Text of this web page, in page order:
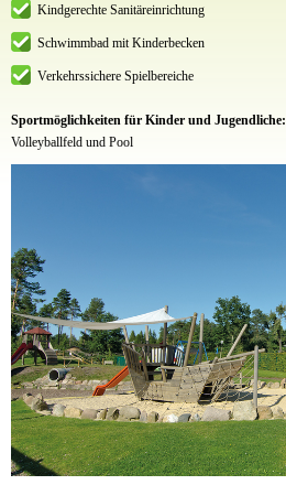
Kindgerechte Sanitäreinrichtung
Schwimmbad mit Kinderbecken
Verkehrssichere Spielbereiche
Sportmöglichkeiten für Kinder und Jugendliche:
Volleyballfeld und Pool